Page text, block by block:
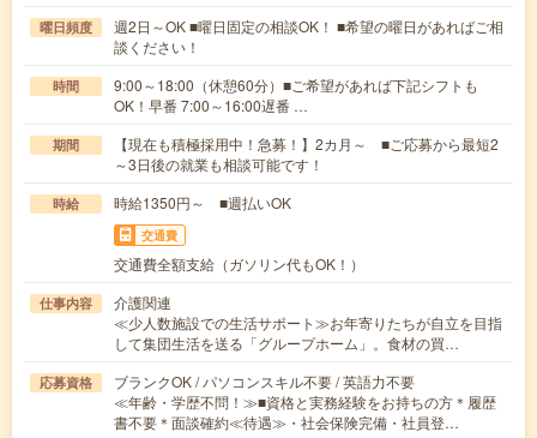
曜日頻度
週2日～OK ■曜日固定の相談OK！ ■希望の曜日があればご相
談ください！
時間
9:00～18:00（休憩60分）■ご希望があれば下記シフトも
OK！早番 7:00～16:00遅番 …
期間
【現在も積極採用中！急募！】2カ月～ ■ご応募から最短2
～3日後の就業も相談可能です！
時給 時給1350円～ ■週払いOK
交通費
交通費全額支給（ガソリン代もOK！）
仕事内容
介護関連
≪少人数施設での生活サポート≫お年寄りたちが自立を目指
して集団生活を送る「グループホーム」。食材の買…
応募資格
ブランクOK / パソコンスキル不要 / 英語力不要
≪年齢・学歴不問！≫■資格と実務経験をお持ちの方＊履歴
書不要＊面談確約≪待遇≫・社会保険完備・社員登…